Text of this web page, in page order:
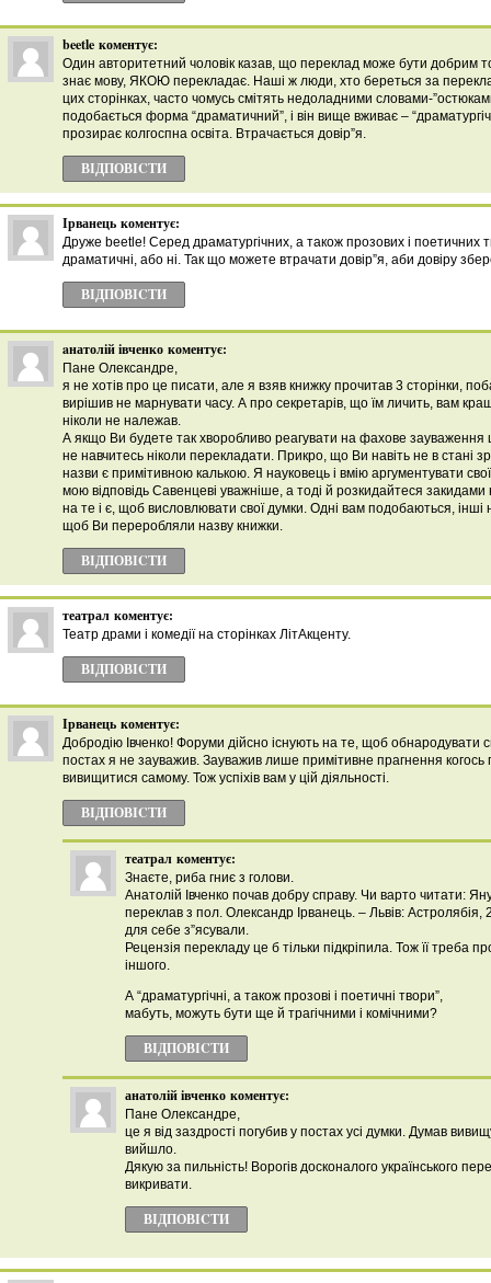
beetle коментує:
Один авторитетний чоловік казав, що переклад може бути добрим
знає мову, ЯКОЮ перекладає. Наші ж люди, хто береться за
цих сторінках, часто чомусь смітять недоладними словами-
подобається форма “драматичний”, і він вище вживає –
прозирає колгоспна освіта. Втрачається довір”я.
ВІДПОВІCТИ
Ірванець коментує:
Друже beetle! Серед драматургічних, а також прозових і поетичних
драматичні, або ні. Так що можете втрачати довір”я, аби довіру
ВІДПОВІCТИ
aнатолій івченко коментує:
Пане Олександре,
я не хотів про це писати, але я взяв книжку прочитав 3 сторінки,
вирішив не марнувати часу. А про секретарів, що їм личить, вам
ніколи не належав.
А якщо Ви будете так хворобливо реагувати на фахове
не навчитесь ніколи перекладати. Прикро, що Ви навіть не в стані
назви є примітивною калькою. Я науковець і вмію аргументувати
мою відповідь Савенцеві уважніше, а тоді й розкидайтеся
на те і є, щоб висловлювати свої думки. Одні вам подобаються,
щоб Ви переробляли назву книжки.
ВІДПОВІCТИ
театрал коментує:
Театр драми і комедії на сторінках ЛітАкценту.
ВІДПОВІCТИ
Ірванець коментує:
Добродію Івченко! Форуми дійсно існують на те, щоб обнародувати
постах я не зауважив. Зауважив лише примітивне прагнення когось
вивищитися самому. Тож успіхів вам у цій діяльності.
ВІДПОВІCТИ
театрал коментує:
Знаєте, риба гниє з голови.
Анатолій Івченко почав добру справу. Чи варто читати:
переклав з пол. Олександр Ірванець. – Львів:
для себе з”ясували.
Рецензія перекладу це б тільки підкріпила. Тож її треба
іншого.
А “драматургічні, а також прозові і поетичні твори”,
мабуть, можуть бути ще й трагічними і комічними?
ВІДПОВІCТИ
анатолій івченко коментує:
Пане Олександре,
це я від заздрості погубив у постах усі думки. Думав
вийшло.
Дякую за пильність! Ворогів досконалого українського
викривати.
ВІДПОВІCТИ